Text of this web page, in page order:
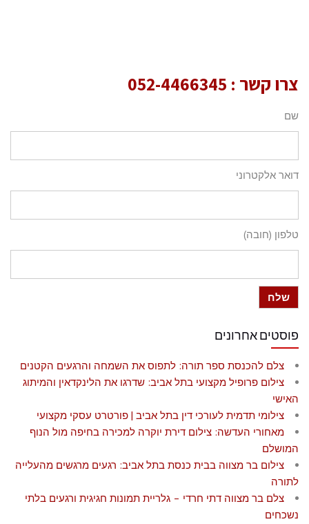
צרו קשר : 052-4466345
שם
דואר אלקטרוני
טלפון (חובה)
פוסטים אחרונים
צלם להכנסת ספר תורה: לתפוס את השמחה והרגעים הקטנים
צילום פרופיל מקצועי בתל אביב: שדרגו את הלינקדאין והמיתוג
האישי
צילומי תדמית לעורכי דין בתל אביב | פורטרט עסקי מקצועי
מאחורי העדשה: צילום דירת יוקרה למכירה בחיפה מול הנוף
המושלם
צילום בר מצווה בבית כנסת בתל אביב: רגעים מרגשים מהעלייה
לתורה
צלם בר מצווה דתי חרדי – גלריית תמונות חגיגית ורגעים בלתי
נשכחים